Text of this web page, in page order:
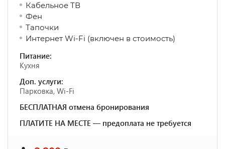
Кабельное ТВ
Фен
Тапочки
Интернет Wi-Fi (включен в стоимость)
Питание:
Кухня
Доп. услуги:
Парковка, Wi-Fi
БЕСПЛАТНАЯ отмена бронирования
ПЛАТИТЕ НА МЕСТЕ — предоплата не требуется